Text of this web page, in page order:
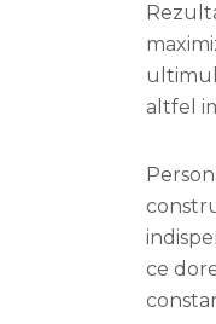
ultimul
altfel
ce